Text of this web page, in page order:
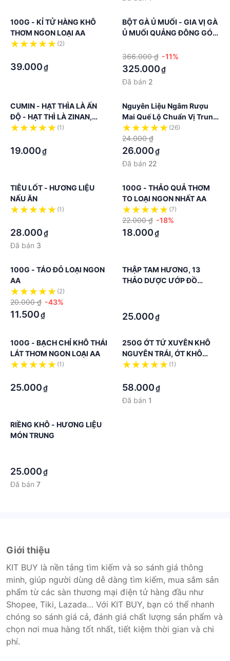
100G - KỈ TỬ HÀNG KHÔ
THƠM NGON LOẠI AA
(2)
39.000₫
BỘT GÀ Ủ MUỐI - GIA VỊ GÀ
Ủ MUỐI QUẢNG ĐÔNG GÓI
366.000 ₫ -11%
325.000₫
Đã bán 2
CUMIN - HẠT THÌA LÀ ẤN
ĐỘ - HẠT THÌ LÀ ZINAN,
TẠO MÙI THƠM CHO MÓN
(1)
19.000₫
Nguyên Liệu Ngâm Rượu
Mai Quế Lộ Chuẩn Vị Trung
Hoa Thơm Ngon
(26)
24.000 ₫
26.000₫
Đã bán 22
TIÊU LỐT - HƯƠNG LIỆU
NẤU ĂN
(1)
28.000₫
Đã bán 3
100G - THẢO QUẢ THƠM
TO LOẠI NGON NHẤT AA
(7)
22.000 ₫ -18%
18.000₫
100G - TÁO ĐỎ LOẠI NGON
AA
(2)
20.000 ₫ -43%
11.500₫
THẬP TAM HƯƠNG, 13
THẢO DƯỢC ƯỚP ĐỒ
25.000₫
100G - BẠCH CHỈ KHÔ THÁI
LÁT THƠM NGON LOẠI AA
(1)
25.000₫
250G ỚT TỨ XUYÊN KHÔ
NGUYÊN TRÁI, ỚT KHÔ
NGUYÊN QUẢ(1)
58.000₫
Đã bán 1
RIỀNG KHÔ - HƯƠNG LIỆU
MÓN TRUNG
25.000₫
Đã bán 7
Giới thiệu
KIT BUY là nền tảng tìm kiếm và so sánh giá thông
minh, giúp người dùng dễ dàng tìm kiếm, mua sắm sản
phẩm từ các sàn thương mại điện tử hàng đầu như
Shopee, Tiki, Lazada… Với KIT BUY, bạn có thể nhanh
chóng so sánh giá cả, đánh giá chất lượng sản phẩm và
chọn nơi mua hàng tốt nhất, tiết kiệm thời gian và chi
phí.